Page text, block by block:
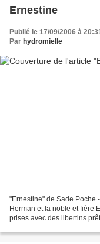
Ernestine
Publié le 17/09/2006 à
Par hydromielle
"Ernestine" de Sade Poche
Herman et la noble et fière
prises avec des libertins